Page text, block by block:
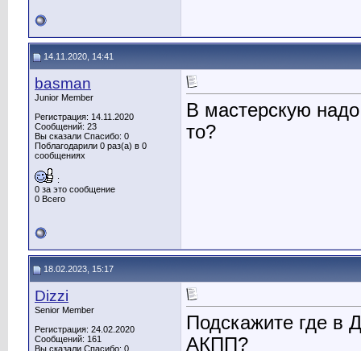
14.11.2020, 14:41
basman
Junior Member
Регистрация: 14.11.2020
Сообщений: 23
Вы сказали Спасибо: 0
Поблагодарили 0 раз(а) в 0
сообщениях
:
0 за это сообщение
0 Всего
В мастерскую
то?
18.02.2023, 15:17
Dizzi
Senior Member
Регистрация: 24.02.2020
Сообщений: 161
Вы сказали Спасибо: 0
Подскажите где в
АКПП?